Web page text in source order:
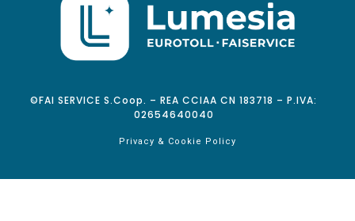
©FAI SERVICE S.Coop. – REA CCIAA CN 183718 – P.IVA:
02654640040
Privacy & Cookie Policy